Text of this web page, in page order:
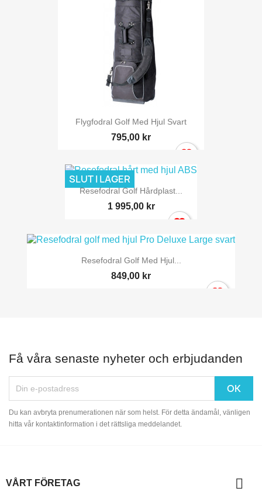
Flygfodral Golf Med Hjul Svart
795,00 kr
Resefodral Golf Hårdplast...
1 995,00 kr
SLUT I LAGER
Resefodral Golf Med Hjul...
849,00 kr
Få våra senaste nyheter och erbjudanden
Du kan avbryta prenumerationen när som helst. För detta ändamål, vänligen
hitta vår kontaktinformation i det rättsliga meddelandet.
VÅRT FÖRETAG 